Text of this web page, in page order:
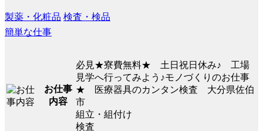
製薬・化粧品 検査・検品
簡単な仕事
お仕事
内容
必見★寮費無料★ 土日祝日休み♪ 工場
見学へ行ってみよう♪モノづくりのお仕事
★ 医療器具のカンタン検査 大分県佐伯
市
組立・組付け
検査